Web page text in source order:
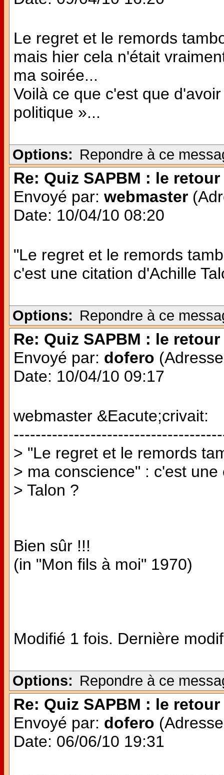
Le regret et le remords
mais hier cela n'était
ma soirée...
Voilà ce que c'est que
politique »...
Options: Repondre à ce
Re: Quiz SAPBM : le retour
Envoyé par: webmaster
Date: 10/04/10 08:20
"Le regret et le remords
c'est une citation d'Achille
Options: Repondre à ce
Re: Quiz SAPBM : le retour
Envoyé par: dofero
Date: 10/04/10 09:17
webmaster &Eacute;crivait:
> "Le regret et le remords
> ma conscience" : c'est une
> Talon ?
Bien sûr !!!
(in "Mon fils à moi" 1970)
Modifié 1 fois. Dernière
Options: Repondre à ce
Re: Quiz SAPBM : le retour
Envoyé par: dofero
Date: 06/06/10 19:31